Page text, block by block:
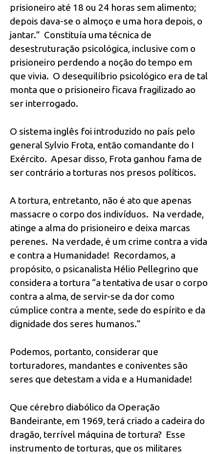
prisioneiro até 18 ou 24 horas sem alimento;
depois dava-se o almoço e uma hora depois, o
jantar.” Constituía uma técnica de
desestruturação psicológica, inclusive com o
prisioneiro perdendo a noção do tempo em
que vivia. O desequilíbrio psicológico era de tal
monta que o prisioneiro ficava fragilizado ao
ser interrogado.
O sistema inglês foi introduzido no país pelo
general Sylvio Frota, então comandante do I
Exército. Apesar disso, Frota ganhou fama de
ser contrário a torturas nos presos políticos.
A tortura, entretanto, não é ato que apenas
massacre o corpo dos indivíduos. Na verdade,
atinge a alma do prisioneiro e deixa marcas
perenes. Na verdade, é um crime contra a vida
e contra a Humanidade! Recordamos, a
propósito, o psicanalista Hélio Pellegrino que
considera a tortura “a tentativa de usar o corpo
contra a alma, de servir-se da dor como
cúmplice contra a mente, sede do espírito e da
dignidade dos seres humanos.”
Podemos, portanto, considerar que
torturadores, mandantes e coniventes são
seres que detestam a vida e a Humanidade!
Que cérebro diabólico da Operação
Bandeirante, em 1969, terá criado a cadeira do
dragão, terrível máquina de tortura? Esse
instrumento de torturas, que os militares